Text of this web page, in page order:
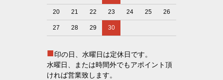
20 21 22 23 24 25 26
27 28 29 30
■印の日、水曜日は定休日です。
水曜日、または時間外でもアポイント頂
ければ営業致します。